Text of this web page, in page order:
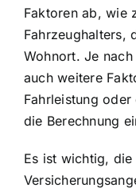
Faktoren ab, wie
Fahrzeughalters,
Wohnort. Je
auch weitere
Fahrleistung
die Berechnung
Es ist wichtig,